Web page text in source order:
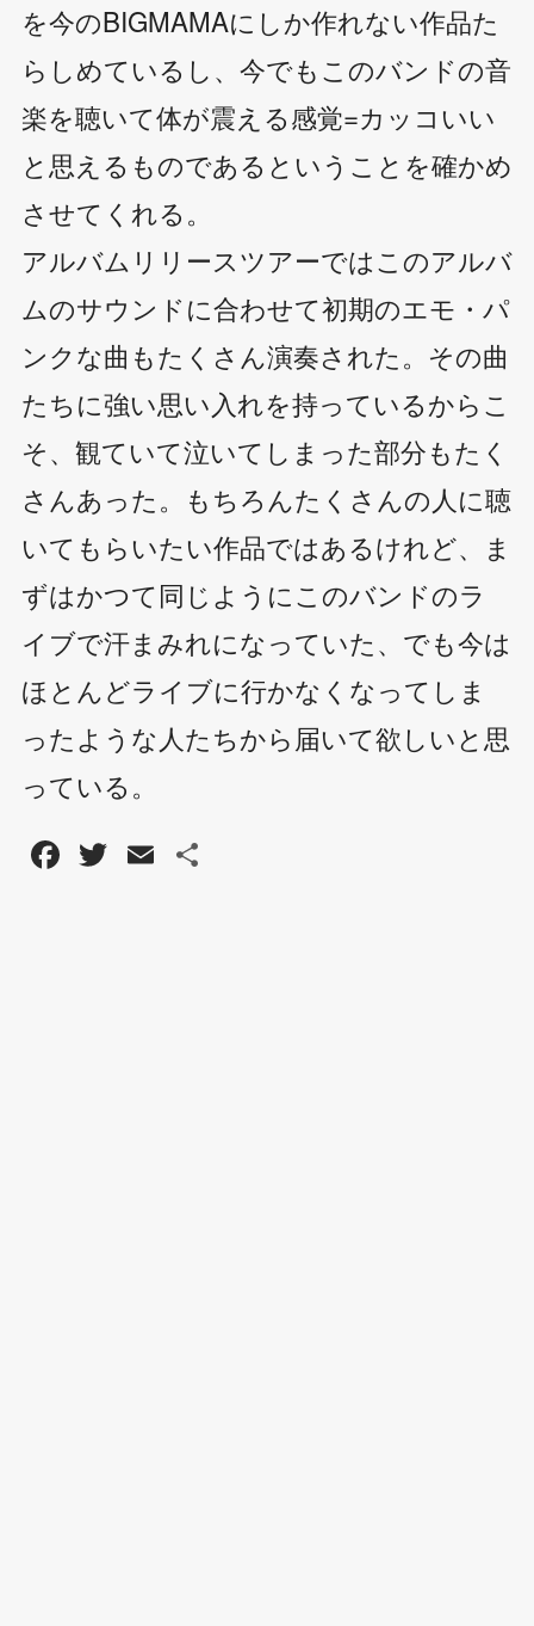
を今のBIGMAMAにしか作れない作品た
らしめているし、今でもこのバンドの音
楽を聴いて体が震える感覚=カッコいい
と思えるものであるということを確かめ
させてくれる。
アルバムリリースツアーではこのアルバ
ムのサウンドに合わせて初期のエモ・パ
ンクな曲もたくさん演奏された。その曲
たちに強い思い入れを持っているからこ
そ、観ていて泣いてしまった部分もたく
さんあった。もちろんたくさんの人に聴
いてもらいたい作品ではあるけれど、ま
ずはかつて同じようにこのバンドのラ
イブで汗まみれになっていた、でも今は
ほとんどライブに行かなくなってしま
ったような人たちから届いて欲しいと思
っている。
F T E